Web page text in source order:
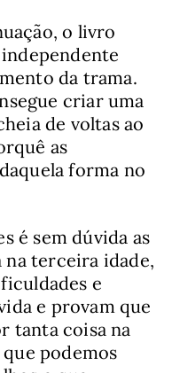
o livro
da trama.
criar uma
de voltas ao
as
forma no
é sem dúvida as
terceira idade,
e
e provam que
tanta coisa na
podemos